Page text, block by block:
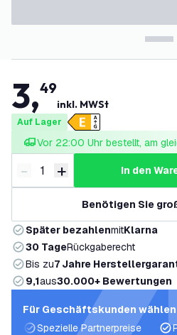
3,49
inkl. MWSt
Auf Lager
Vor 22:00 Uhr bestellt, am
Menge verringern
- Menge erhöhen
+ in den
Benötigen Sie
Später bezahlenmitKlarna
30 TageRückgaberecht
Bis zu7 Jahre
9,1aus30.000+ Bewertungen
Für Geschäftskunden wählen
Spezielle Partnerpreise